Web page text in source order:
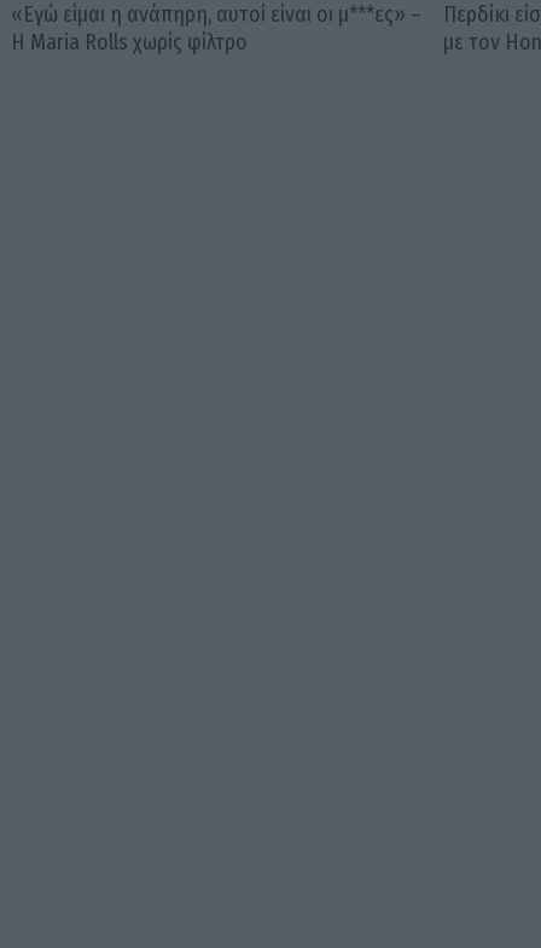
«Εγώ είμαι η ανάπηρη, αυτοί είναι οι μ***ες» –
Η Maria Rolls χωρίς φίλτρο
Περδίκι
με τον